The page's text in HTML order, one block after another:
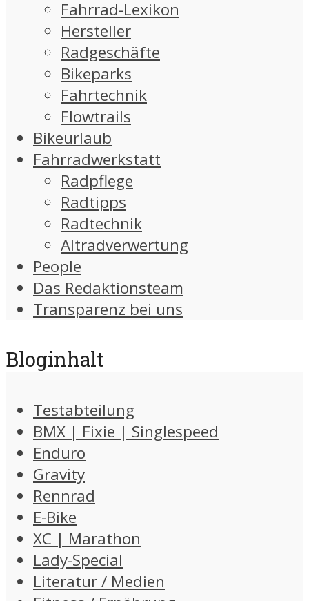
Fahrrad-Lexikon
Hersteller
Radgeschäfte
Bikeparks
Fahrtechnik
Flowtrails
Bikeurlaub
Fahrradwerkstatt
Radpflege
Radtipps
Radtechnik
Altradverwertung
People
Das Redaktionsteam
Transparenz bei uns
Bloginhalt
Testabteilung
BMX | Fixie | Singlespeed
Enduro
Gravity
Rennrad
E-Bike
XC | Marathon
Lady-Special
Literatur / Medien